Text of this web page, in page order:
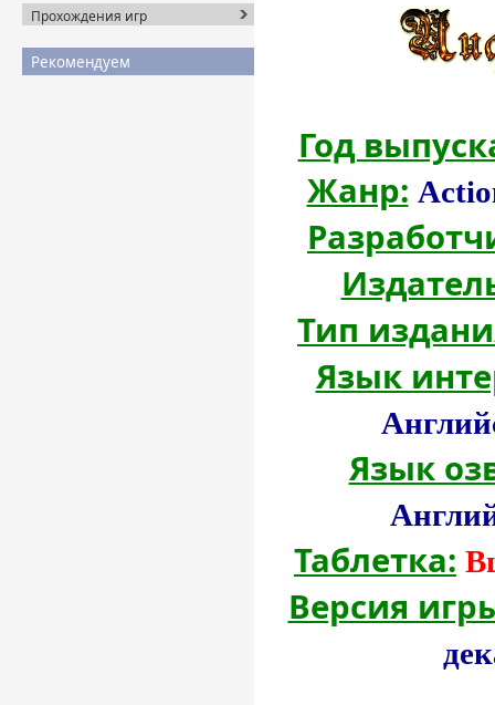
Прохождения игр
Рекомендуем
Год
Жанр:
Тип
Язык
Язык
Таблетка:
Версия